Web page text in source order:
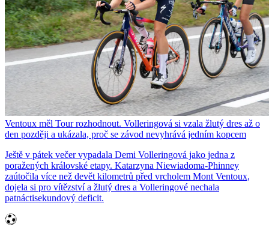
Ventoux měl Tour rozhodnout. Volleringová si vzala žlutý dres až o
den později a ukázala, proč se závod nevyhrává jedním kopcem
Ještě v pátek večer vypadala Demi Volleringová jako jedna z
poražených královské etapy. Katarzyna Niewiadoma-Phinney
zaútočila více než devět kilometrů před vrcholem Mont Ventoux,
dojela si pro vítězství a žlutý dres a Volleringové nechala
patnáctisekundový deficit.